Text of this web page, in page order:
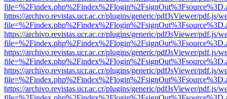
https://archivo.revistas.ucr.ac.cr/plugins/generic/pdfJsViewer/pdf.js/
https://archivo.revistas.ucr.ac.cr/plugins/generic/pdfJsViewer/pdf.js/
https://archivo.revistas.ucr.ac.cr/plugins/generic/pdfJsViewer/pdf.js/
https://archivo.revistas.ucr.ac.cr/plugins/generic/pdfJsViewer/pdf.js/
https://archivo.revistas.ucr.ac.cr/plugins/generic/pdfJsViewer/pdf.js/